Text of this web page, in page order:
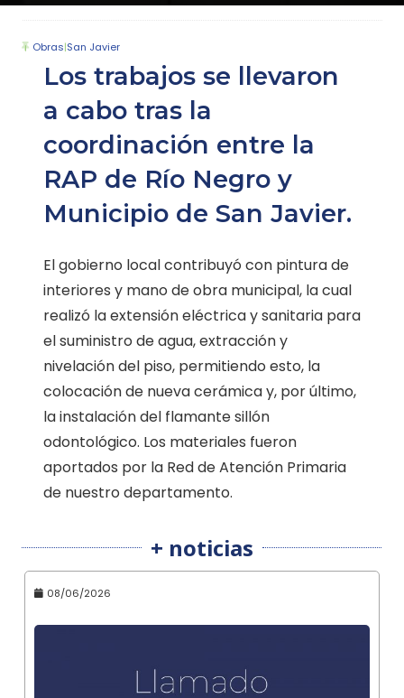
Obras|San Javier
Los trabajos se llevaron
a cabo tras la
coordinación entre la
RAP de Río Negro y
Municipio de San Javier.
El gobierno local contribuyó con pintura de
interiores y mano de obra municipal, la cual
realizó la extensión eléctrica y sanitaria para
el suministro de agua, extracción y
nivelación del piso, permitiendo esto, la
colocación de nueva cerámica y, por último,
la instalación del flamante sillón
odontológico. Los materiales fueron
aportados por la Red de Atención Primaria
de nuestro departamento.
+ noticias
08/06/2026